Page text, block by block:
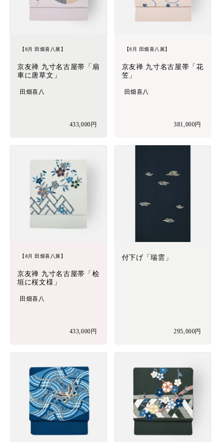
【8月 田畑喜八展】
京友禅 九寸名古屋帯「扇
車に唐草文」
田畑喜八
433,000円
【8月 田畑喜八展】
京友禅 九寸名古屋帯「花
笠」
田畑喜八
381,000円
【8月 田畑喜八展】
京友禅 九寸名古屋帯「桧
垣に桜文様」
田畑喜八
433,000円
付下げ「瑞雲」
295,000円